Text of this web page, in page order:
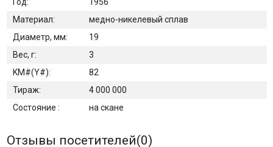
Материал:
медно-никелевый сплав
Диаметр, мм:
19
Вес, г:
3
KM#(Y#):
82
Тираж:
4 000 000
Состояние :
на скане
Отзывы посетителей(0)